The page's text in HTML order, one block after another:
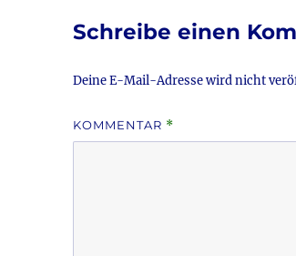
Schreibe einen
Deine E-Mail-Adresse wird nicht
KOMMENTAR *